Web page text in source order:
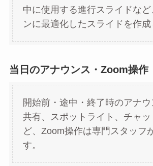
中に使用する進行スライドなど
ンに最適化したスライドを作成
当日のアナウンス・Zoom操作
開始前・途中・終了時のアナ
共有、スポットライト、チャ
ど、Zoom操作は専門スタッフ
す。